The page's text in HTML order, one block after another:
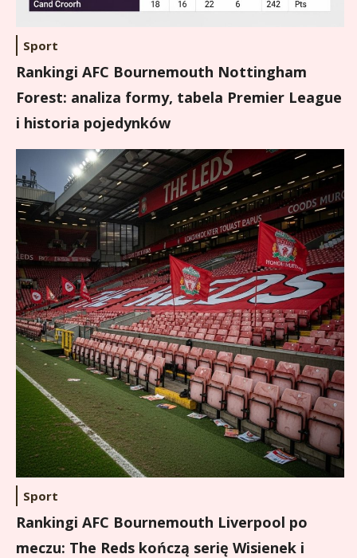
Sport
Rankingi AFC Bournemouth Nottingham
Forest: analiza formy, tabela Premier League
i historia pojedynków
Sport
Rankingi AFC Bournemouth Liverpool po
meczu: The Reds kończą serię Wisienek i